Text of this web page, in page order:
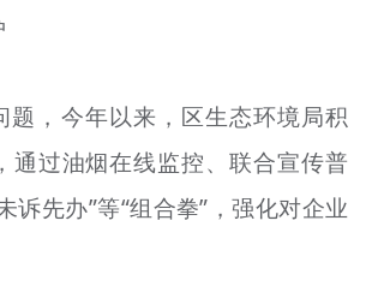
题，今年以来，区生态环境局积
通过油烟在线监控、联合宣传普
诉先办”等“组合拳”，强化对企业